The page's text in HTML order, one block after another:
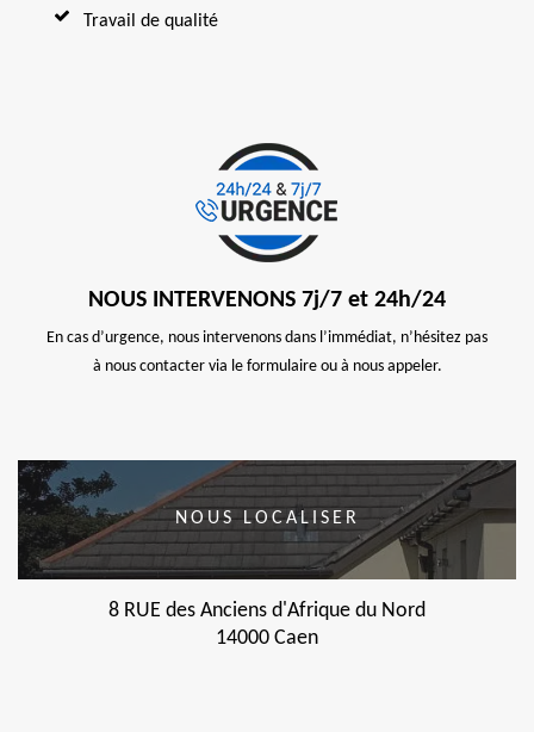
Travail de qualité
NOUS INTERVENONS 7j/7 et 24h/24
En cas d’urgence, nous intervenons dans l’immédiat, n’hésitez pas
à nous contacter via le formulaire ou à nous appeler.
NOUS LOCALISER
8 RUE des Anciens d'Afrique du Nord
14000 Caen